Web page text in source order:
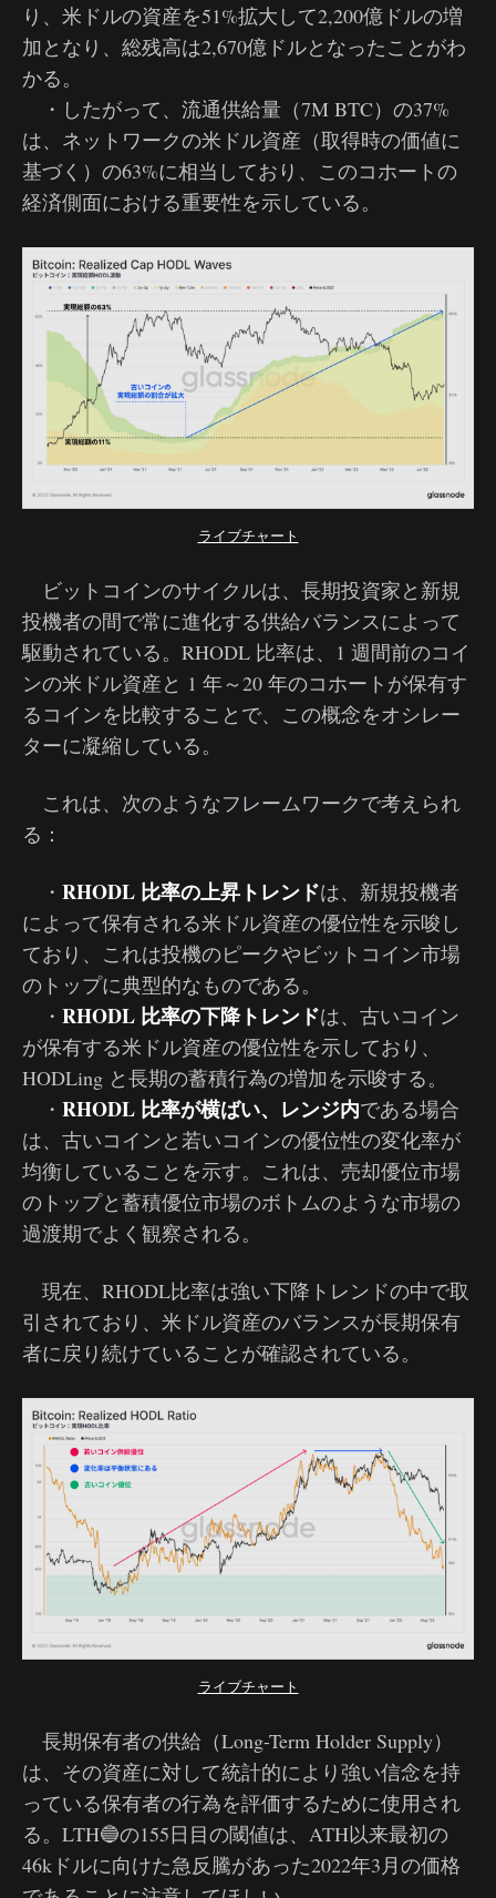
り、米ドルの資産を51%拡大して2,200億ドルの増
加となり、総残高は2,670億ドルとなったことがわ
かる。
・したがって、流通供給量（7M BTC）の37%
は、ネットワークの米ドル資産（取得時の価値に
基づく）の63%に相当しており、このコホートの
経済側面における重要性を示している。
ライブチャート
ビットコインのサイクルは、長期投資家と新規
投機者の間で常に進化する供給バランスによって
駆動されている。RHODL 比率は、1 週間前のコイ
ンの米ドル資産と 1 年～20 年のコホートが保有す
るコインを比較することで、この概念をオシレー
ターに凝縮している。
これは、次のようなフレームワークで考えられ
る：
・ RHODL 比率の上昇トレンドは、新規投機者
によって保有される米ドル資産の優位性を示唆し
ており、これは投機のピークやビットコイン市場
のトップに典型的なものである。
・ RHODL 比率の下降トレンドは、古いコイン
が保有する米ドル資産の優位性を示しており、
HODLing と長期の蓄積行為の増加を示唆する。
・ RHODL 比率が横ばい、レンジ内である場合
は、古いコインと若いコインの優位性の変化率が
均衡していることを示す。これは、売却優位市場
のトップと蓄積優位市場のボトムのような市場の
過渡期でよく観察される。
現在、RHODL比率は強い下降トレンドの中で取
引されており、米ドル資産のバランスが長期保有
者に戻り続けていることが確認されている。
ライブチャート
長期保有者の供給（Long-Term Holder Supply）
は、その資産に対して統計的により強い信念を持
っている保有者の行為を評価するために使用され
る。LTH🔵の155日目の閾値は、ATH以来最初の
46kドルに向けた急反騰があった2022年3月の価格